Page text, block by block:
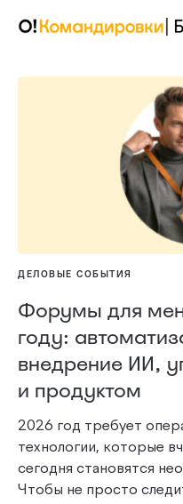
ДЕЛОВЫЕ СОБЫТИЯ
Форумы для
году:
внедрение ИИ,
и продуктом
2026 год требует
технологии, которые
сегодня становятся
Чтобы не просто